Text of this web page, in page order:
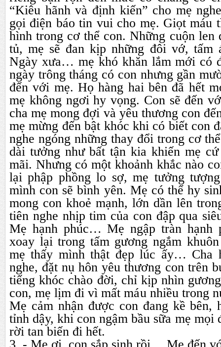
“Kiêu hãnh và định kiến” cho mẹ
gọi điện báo tin vui cho mẹ. Giọt máu
hình trong cơ thể con. Những cuộn len
tủ, mẹ sẽ đan kịp những đôi vớ, tấm
Ngày xưa… mẹ khó khăn lắm mới có
ngày trông tháng có con nhưng gần
đến với mẹ. Họ hàng hai bên đã hết
mẹ không ngơi hy vọng. Con sẽ đến
cha mẹ mong đợi và yêu thương con
mẹ mừng đến bật khóc khi có biết con
nghe ngóng những thay đổi trong cơ
dài tưởng như bất tận kia khiến mẹ
mãi. Nhưng có một khoảnh khắc nào
lại phập phồng lo sợ, mẹ tưởng
mình con sẽ bình yên. Mẹ có thể hy
mong con khoẻ mạnh, lớn dần lên
tiên nghe nhịp tim của con đập qua
Mẹ hạnh phúc… Mẹ ngập tràn
xoay lại trong tấm gương ngắm
mẹ thấy mình thật đẹp lúc ấy… Cha
nghe, đặt nụ hôn yêu thương con trên
tiếng khóc chào đời, chỉ kịp nhìn
con, mẹ lịm đi vì mất máu nhiều trong
Mẹ cảm nhận được con đang kề bên,
tỉnh dậy, khi con ngậm bầu sữa mẹ mọi
rời tan biến đi hết.